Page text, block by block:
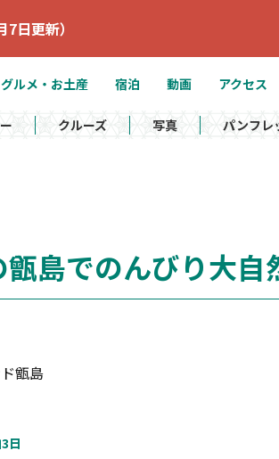
日更新）
グルメ・お土産 宿泊 動画 アクセス
クルーズ 写真 パンフレ
甑島でのんびり大自
甑島
日